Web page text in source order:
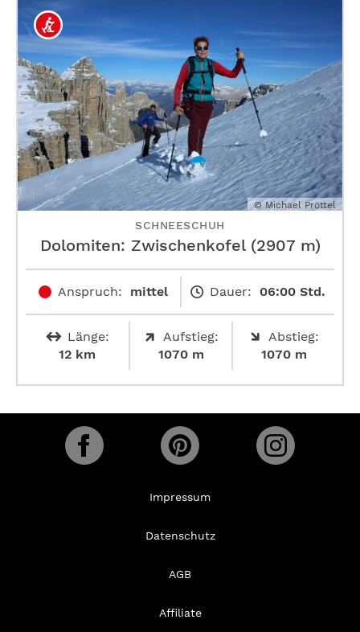
© Michael Pröttel
SCHNEESCHUH
Dolomiten: Zwischenkofel (2907 m)
Anspruch: mittel Dauer: 06:00 Std.
Länge:
12 km
Aufstieg:
1070 m
Abstieg:
1070 m
Impressum
Datenschutz
AGB
Affiliate